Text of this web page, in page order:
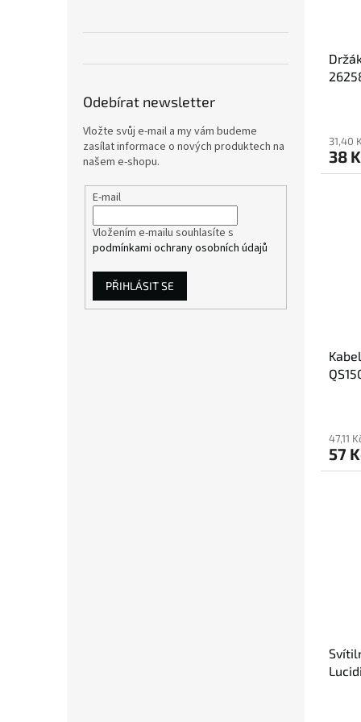
Odebírat newsletter
Vložte svůj e-mail a my vám budeme
zasílat informace o nových produktech na
našem e-shopu.
E-mail
Vložením e-mailu souhlasíte s
podmínkami ochrany osobních údajů
PŘIHLÁSIT SE
31,40
38
47,11
57